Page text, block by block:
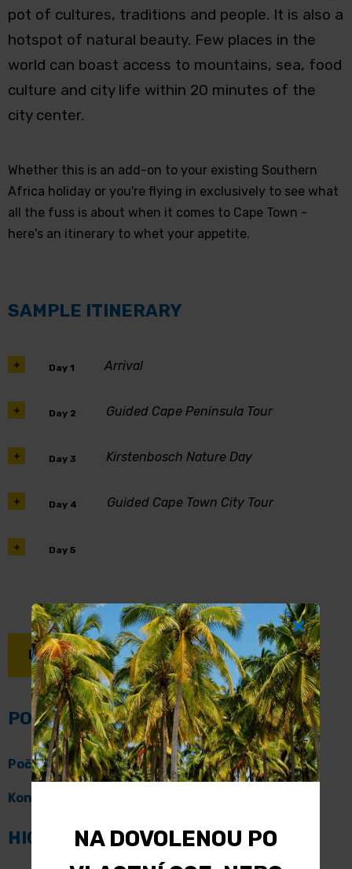
pot of cultures, traditions and people. It is also a
hotspot of natural beauty. Few places in the
world can boast access to mountains, sea, food
culture and city life within 20 minutes of the
city center.
Whether this is an add-on to your existing Southern
Africa holiday or you're flying in exclusively to see what
all the fuss is about when it comes to Cape Town -
here's an itinerary to whet your appetite.
SAMPLE ITINERARY
Day 1 Arrival
Day 2 Guided Cape Peninsula Tour
Day 3 Kirstenbosch Nature Day
Day 4 Guided Cape Town City Tour
Day 5
ENQUIRE NOW
PODROBNOSTI
Počáteční umístění:Cape Town
Konečné umístění:
HIGHLIGHTSNA DOVOLENOU PO